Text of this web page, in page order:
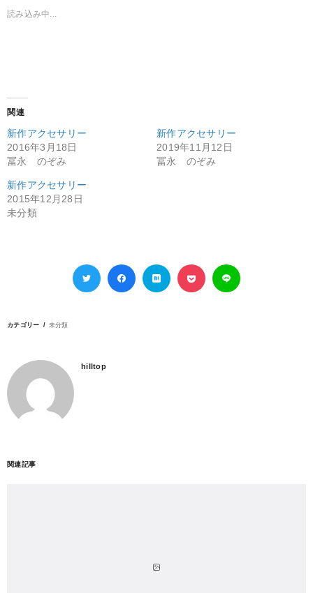
読み込み中...
関連
新作アクセサリー
2016年3月18日
冨永 のぞみ
新作アクセサリー
2019年11月12日
冨永 のぞみ
新作アクセサリー
2015年12月28日
未分類
カテゴリー 未分類
hilltop
関連記事